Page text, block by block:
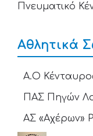
Πνευματικό
Αθλητικά
Α.Ο
ΠΑΣ Πηγών
ΑΣ «Αχέρων»